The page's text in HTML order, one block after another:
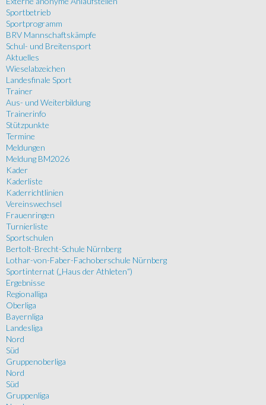
Sportbetrieb
Sportprogramm
BRV Mannschaftskämpfe
Schul- und Breitensport
Aktuelles
Wieselabzeichen
Landesfinale Sport
Trainer
Aus- und Weiterbildung
Trainerinfo
Stützpunkte
Termine
Meldungen
Meldung BM2026
Kader
Kaderliste
Kaderrichtlinien
Vereinswechsel
Frauenringen
Turnierliste
Sportschulen
Bertolt-Brecht-Schule Nürnberg
Lothar-von-Faber-Fachoberschule Nürnberg
Sportinternat („Haus der Athleten“)
Ergebnisse
Regionalliga
Oberliga
Bayernliga
Landesliga
Nord
Süd
Gruppenoberliga
Nord
Süd
Gruppenliga